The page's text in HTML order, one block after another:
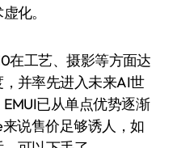
化。
工艺、摄影等方面达
并率先进入未来AI世
已从单点优势逐渐
说售价足够诱人，如